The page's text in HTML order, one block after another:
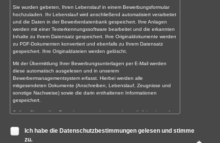
Sie wurden gebeten, Ihren Lebenslauf in einem Bewerbungsformular
hochzuladen. Ihr Lebenslauf wird anschließend automatisiert verarbeitet
und die Daten in der Bewerberdatenbank gespeichert. Ihre Anlagen
werden mit einer Texterkennungssoftware bearbeitet und die erkannten
Inhalte zu Ihrem Datensatz gespeichert. Ihre Originaldokumente werden
zu PDF-Dokumenten konvertiert und ebenfalls zu Ihrem Datensatz
gespeichert. Ihre Originaldateien werden gelöscht.
Mit der Übermittlung Ihrer Bewerbungsunterlagen per E-Mail werden
diese automatisch ausgelesen und in unserem
Bewerbermanagementsystem erfasst. Hierbei werden alle
mitgesendeten Dokumente (Anschreiben, Lebenslauf, Zeugnisse und
sonstige Nachweise) sowie die darin enthaltenen Informationen
gespeichert.
Sollten Sie uns Ihre Bewerbungsunterlagen noch persönlich oder auf
sie anschließend ebenfalls in unserem Bewerbermanagementsystem.
Die Originalunterlagen senden wir Ihnen umgehend wieder zurück.
Ich habe die Datenschutzbestimmungen gelesen und stimme
zu.